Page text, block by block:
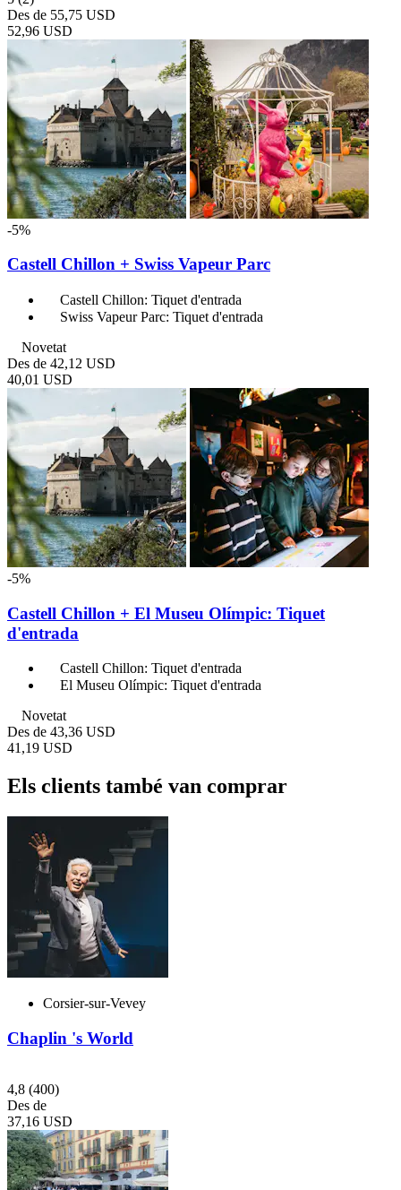
Des de 55,75 USD
52,96 USD
-5%
Castell Chillon + Swiss Vapeur Parc
Castell Chillon: Tiquet d'entrada
Swiss Vapeur Parc: Tiquet d'entrada
Novetat
Des de 42,12 USD
40,01 USD
-5%
Castell Chillon + El Museu Olímpic: Tiquet
d'entrada
Castell Chillon: Tiquet d'entrada
El Museu Olímpic: Tiquet d'entrada
Novetat
Des de 43,36 USD
41,19 USD
Els clients també van comprar
Corsier-sur-Vevey
Chaplin 's World
4,8 (400)
Des de
37,16 USD